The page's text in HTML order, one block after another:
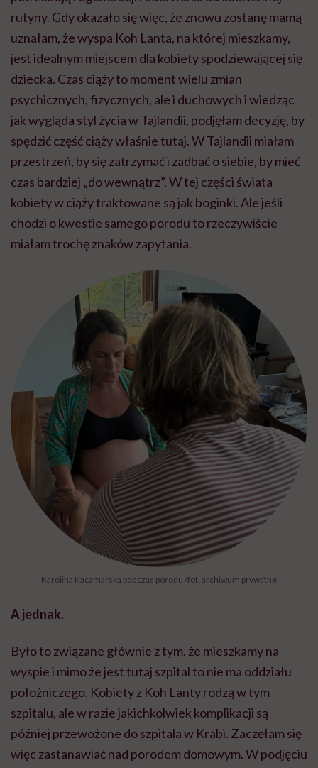
rutyny. Gdy okazało się więc, że znowu zostanę mamą
uznałam, że wyspa Koh Lanta, na której mieszkamy,
jest idealnym miejscem dla kobiety spodziewającej się
dziecka. Czas ciąży to moment wielu zmian
psychicznych, fizycznych, ale i duchowych i wiedząc
jak wygląda styl życia w Tajlandii, podjęłam decyzję, by
spędzić część ciąży właśnie tutaj. W Tajlandii miałam
przestrzeń, by się zatrzymać i zadbać o siebie, by mieć
czas bardziej „do wewnątrz”. W tej części świata
kobiety w ciąży traktowane są jak boginki. Ale jeśli
chodzi o kwestie samego porodu to rzeczywiście
miałam trochę znaków zapytania.
Karolina Kaczmarska podczas porodu /fot. archiwum prywatne
A jednak.
Było to związane głównie z tym, że mieszkamy na
wyspie i mimo że jest tutaj szpital to nie ma oddziału
położniczego. Kobiety z Koh Lanty rodzą w tym
szpitalu, ale w razie jakichkolwiek komplikacji są
później przewożone do szpitala w Krabi. Zaczęłam się
więc zastanawiać nad porodem domowym. W podjęciu